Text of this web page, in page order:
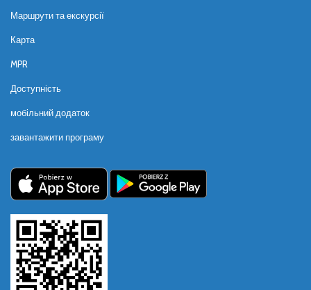
Маршрути та екскурсії
Карта
MPR
Доступність
мобільний додаток
завантажити програму